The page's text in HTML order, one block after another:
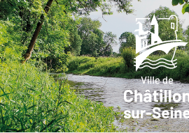
Skip
to
content